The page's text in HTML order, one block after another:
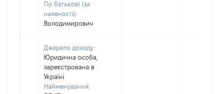
По батькові (за
наявності):
Володимирович
Джерело доходу:
Юридична особа,
зареєстрована в
Україні
Найменування: